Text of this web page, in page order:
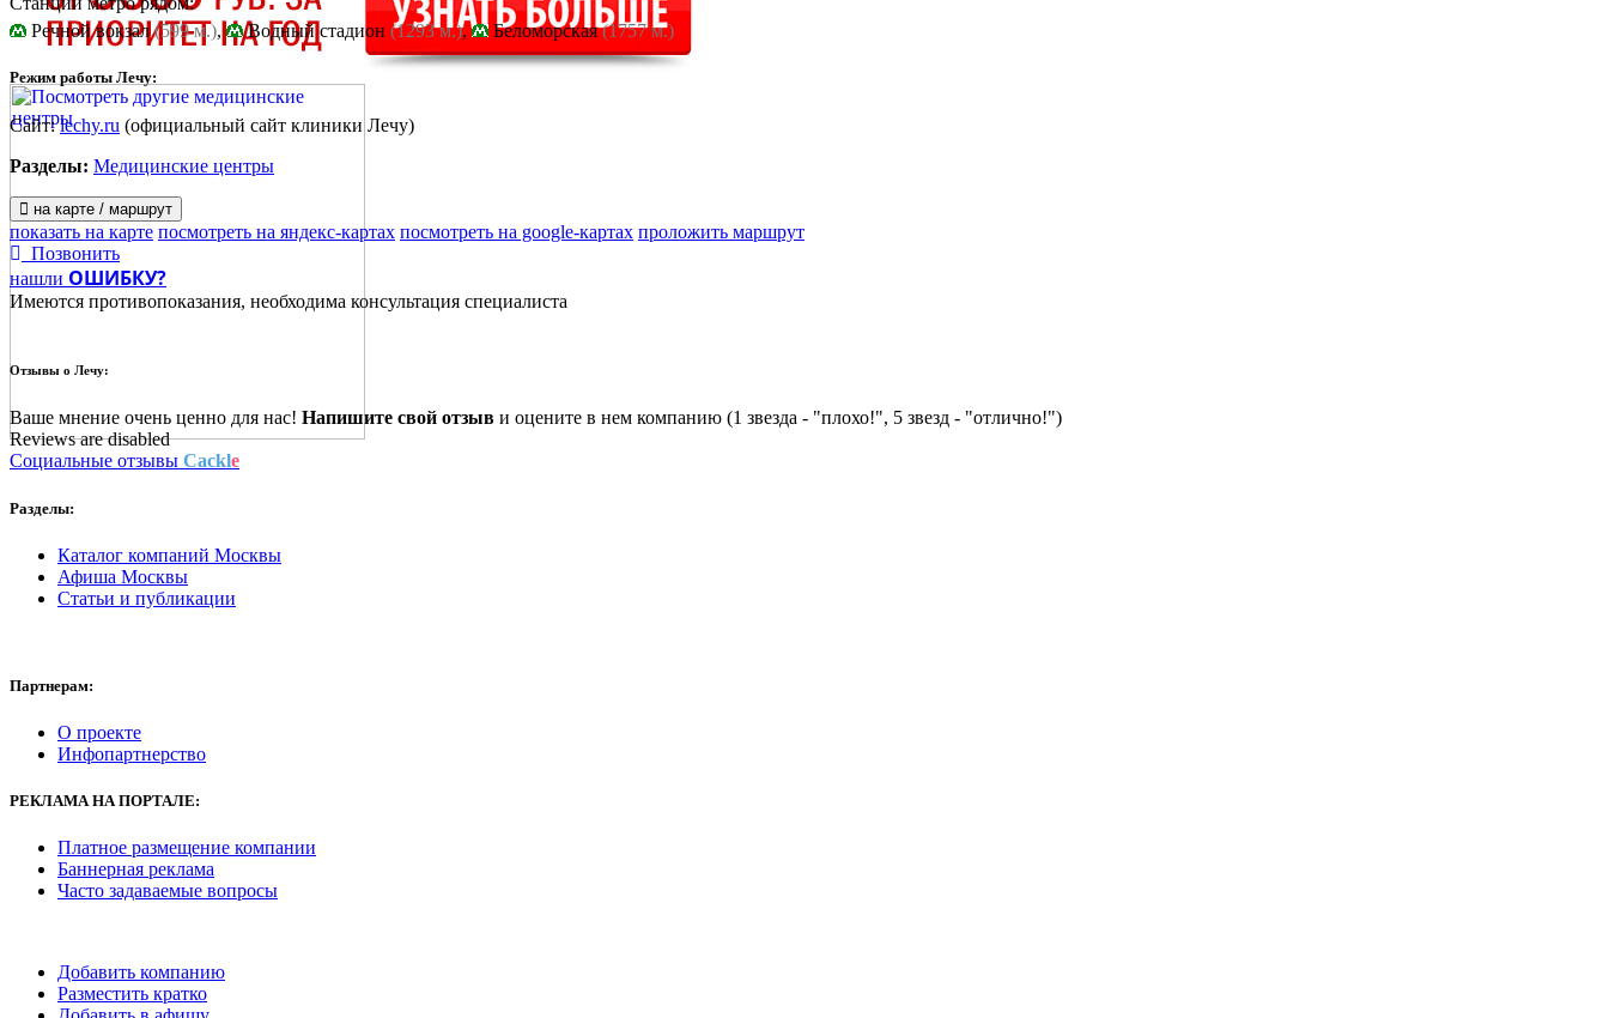
Речной вокзал(599 м.), Водный стадион (1293 м.), Беломорская(1757 м.)
Режим работы Лечу:
Сайт:lechy.ru (официальный сайт клиники Лечу)
Разделы: Медицинские центры
на карте / маршрут
показать на карте посмотреть на яндекс-картах посмотреть на google-картах проложить маршрут
Позвонить
нашли ОШИБКУ?
Имеются противопоказания, необходима консультация специалиста
Отзывы о Лечу:
Ваше мнение очень ценно для нас! Напишите свой отзыв и оцените в нем компанию (1 звезда - "плохо!", 5 звезд - "отлично!")
Reviews are disabled
Социальные отзывы Cackle
Разделы:
Каталог компаний Москвы
Афиша Москвы
Статьи и публикации
Партнерам:
О проекте
Инфопартнерство
РЕКЛАМАНА ПОРТАЛЕ:
Платное размещение компании
Баннерная реклама
Часто задаваемые вопросы
Добавить компанию
Разместить кратко